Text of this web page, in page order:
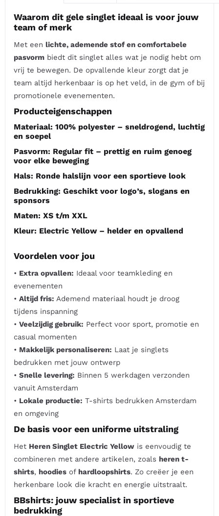
Waarom dit gele singlet ideaal is voor jouw
team of merk
Met een lichte, ademende stof en comfortabele
pasvorm biedt dit singlet alles wat je nodig hebt om
vrij te bewegen. De opvallende kleur zorgt dat je
team altijd herkenbaar is op het veld, in de gym of bij
promotionele evenementen.
Producteigenschappen
Materiaal: 100% polyester – sneldrogend, luchtig
en soepel
Pasvorm: Regular fit – prettig en ruim genoeg
voor elke beweging
Hals: Ronde halslijn voor een sportieve look
Bedrukking: Geschikt voor logo’s, slogans en
sponsors
Maten: XS t/m XXL
Kleur: Electric Yellow – helder en opvallend
Voordelen voor jou
• Extra opvallen: Ideaal voor teamkleding en
evenementen
•Altijd fris: Ademend materiaal houdt je droog
tijdens inspanning
•Veelzijdig gebruik: Perfect voor sport, promotie en
casual momenten
• Makkelijk personaliseren: Laat je singlets
bedrukken met jouw ontwerp
•Snelle levering: Binnen 5 werkdagen verzonden
vanuit Amsterdam
• Lokale productie: T-shirts bedrukken Amsterdam
en omgeving
De basis voor een uniforme uitstraling
Het Heren Singlet Electric Yellow is eenvoudig te
combineren met andere artikelen, zoals heren t-
shirts, hoodies of hardloopshirts. Zo creëer je een
herkenbare look die kracht en energie uitstraalt.
BBshirts: jouw specialist in sportieve
bedrukking